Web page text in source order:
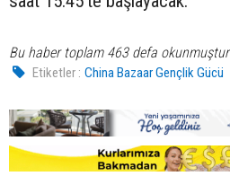
Bu haber toplam 463 defa okunmuştur
Etiketler : China Bazaar Gençlik Gücü